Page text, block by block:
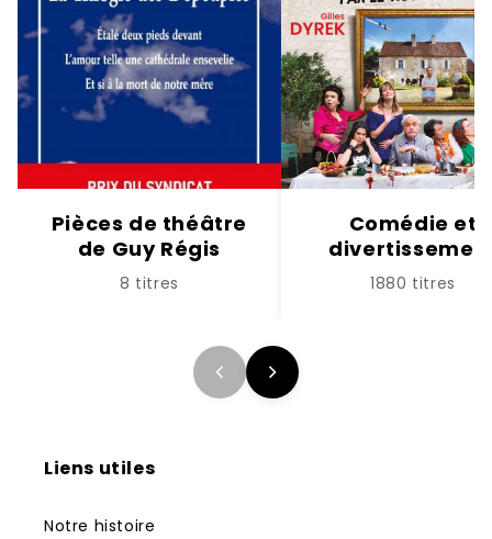
Pièces de théâtre
de Guy Régis
8 titres
Comédie et
1880 titres
Liens utiles
Notre histoire